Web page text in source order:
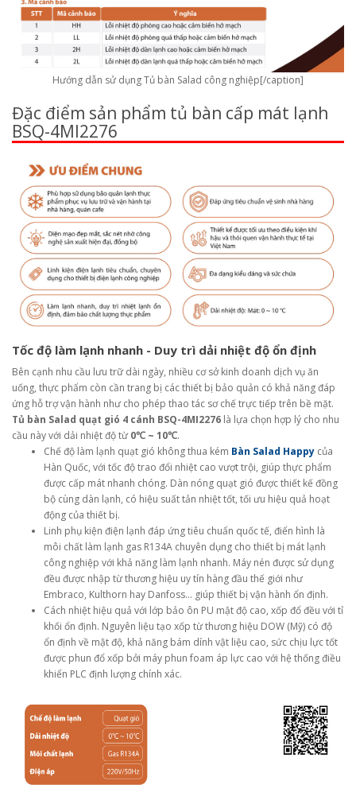
Hướng dẫn sử dụng Tủ bàn Salad công nghiệp[/caption]
Đặc điểm sản phẩm tủ bàn cấp mát lạnh
BSQ-4MI2276
Tốc độ làm lạnh nhanh - Duy trì dải nhiệt độ ổn định
Bên cạnh nhu cầu lưu trữ dài ngày, nhiều cơ sở kinh doanh dịch vụ ăn
uống, thực phẩm còn cần trang bị các thiết bị bảo quản có khả năng đáp
ứng hỗ trợ vận hành như cho phép thao tác sơ chế trực tiếp trên bề mặt.
Tủ bàn Salad quạt gió 4 cánh BSQ-4MI2276 là lựa chọn hợp lý cho nhu
cầu này với dải nhiệt độ từ 0℃ ~ 10℃.
Chế độ làm lạnh quạt gió không thua kém Bàn Salad Happy của
Hàn Quốc, với tốc độ trao đổi nhiệt cao vượt trội, giúp thực phẩm
được cấp mát nhanh chóng. Dàn nóng quạt gió được thiết kế đồng
bộ cùng dàn lạnh, có hiệu suất tản nhiệt tốt, tối ưu hiệu quả hoạt
động của thiết bị.
Linh phụ kiện điện lạnh đáp ứng tiêu chuẩn quốc tế, điển hình là
môi chất làm lạnh gas R134A chuyên dụng cho thiết bị mát lạnh
công nghiệp với khả năng làm lạnh nhanh. Máy nén được sử dụng
đều được nhập từ thương hiệu uy tín hàng đầu thế giới như
Embraco, Kulthorn hay Danfoss… giúp thiết bị vận hành ổn định.
Cách nhiệt hiệu quả với lớp bảo ôn PU mật độ cao, xốp đổ đều với tỉ
khối ổn định. Nguyên liệu tạo xốp từ thương hiệu DOW (Mỹ) có độ
ổn định về mật độ, khả năng bám dính vật liệu cao, sức chịu lực tốt
được phun đổ xốp bởi máy phun foam áp lực cao với hệ thống điều
khiển PLC định lượng chính xác.